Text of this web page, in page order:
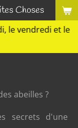
Choses
le vendredi et le
abeilles ?
secrets d'une